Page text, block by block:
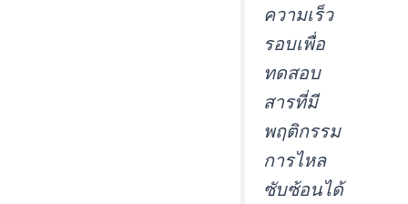
ความเร็ว
รอบเพื่อ
ทดสอบ
สารที่มี
พฤติกรรม
การไหล
ซับซ้อนได้